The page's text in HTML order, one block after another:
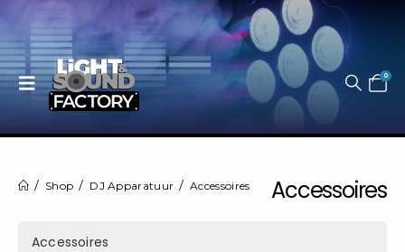
0
Accessoires
Shop DJ Apparatuur Accessoires
Accessoires